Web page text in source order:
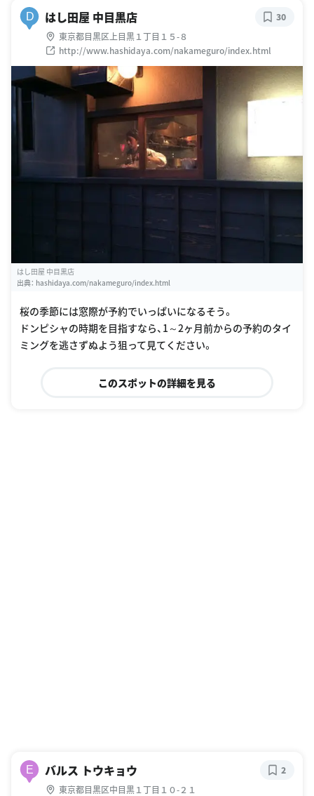
D はし田屋 中目黒店
東京都目黒区上目黒１丁目１５-８
http://www.hashidaya.com/nakameguro/index.html
30
はし田屋 中目黒店
出典： hashidaya.com/nakameguro/index.html
桜の季節には窓際が予約でいっぱいになるそう。
ドンピシャの時期を目指すなら、1～2ヶ月前からの予約のタイ
ミングを逃さずぬよう狙って見てください。
このスポットの詳細を見る
E バルス トウキョウ
東京都目黒区中目黒１丁目１０-２１
2